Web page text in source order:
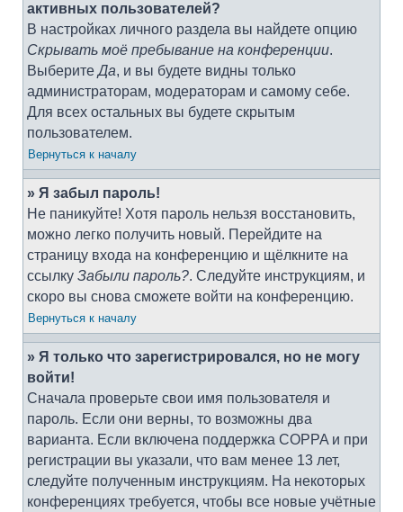
активных пользователей?
В настройках личного раздела вы найдете опцию
Скрывать моё пребывание на конференции.
ВыберитеДа, и вы будете видны только
администраторам, модераторам и самому себе.
Для всех остальных вы будете скрытым
пользователем.
Вернуться к началу
» Я забыл пароль!
Не паникуйте! Хотя пароль нельзя восстановить,
можно легко получить новый. Перейдите на
страницу входа на конференцию и щёлкните на
ссылку Забыли пароль?. Следуйте инструкциям, и
скоро вы снова сможете войти на конференцию.
Вернуться к началу
» Я только что зарегистрировался, но не могу
войти!
Сначала проверьте свои имя пользователя и
пароль. Если они верны, то возможны два
варианта. Если включена поддержка COPPA и при
регистрации вы указали, что вам менее 13 лет,
следуйте полученным инструкциям. На некоторых
конференциях требуется, чтобы все новые учётные